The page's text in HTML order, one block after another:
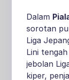
Dalam
sorotan
Liga
Lini
jebolan
kiper,